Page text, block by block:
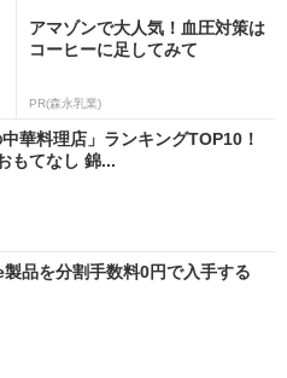
アマゾンで大人気！血圧対策は
コーヒーに足してみて
PR(森永乳業)
中華料理店」ランキングTOP10！
もてなし 錦...
品を分割手数料0円で入手する